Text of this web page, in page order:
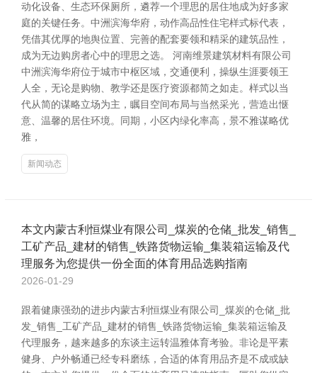
动化设备、生态环保厕所，遴荐一个理思的居住地成为好多家
庭的关键任务。中洲滨海华府，动作高品性住宅样式标代表，
凭借其优厚的地舆位置、完善的配套要领和精采的建筑品性，
成为无边购房者心中的理思之选。 河南维景建筑材料有限公司
中洲滨海华府位于城市中枢区域，交通便利，操纵生涯要领王
人全，无论是购物、教学还是医疗资源都简之如走。样式以当
代从简的谋略立场为主，瞩目空间布局与当然采光，营造出惬
意、温馨的居住环境。同期，小区内绿化率高，景不雅谋略优
雅，
新闻动态
本文内蒙古利恒煤业有限公司_煤炭的仓储_批发_销售_
工矿产品_建材的销售_铁路货物运输_集装箱运输及代
理服务为您提供一份全面的体育用品选购指南
2026-01-29
跟着健康强劲的进步内蒙古利恒煤业有限公司_煤炭的仓储_批
发_销售_工矿产品_建材的销售_铁路货物运输_集装箱运输及
代理服务，越来越多的东谈主运转温雅体育考验。非论是平素
健身、户外畅通已经专科磨练，合适的体育用品齐是不成或缺